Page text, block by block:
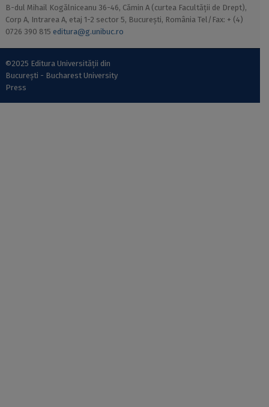
B-dul Mihail Kogălniceanu 36-46, Cămin A (curtea Facultății de Drept),
Corp A, Intrarea A, etaj 1-2 sector 5, București, România Tel/Fax: + (4)
0726 390 815 editura@g.unibuc.ro
©2025 Editura Universității din
București - Bucharest University
Press